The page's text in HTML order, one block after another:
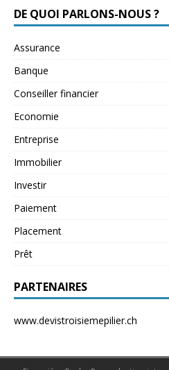
DE QUOI PARLONS-NOUS ?
Assurance
Banque
Conseiller financier
Economie
Entreprise
Immobilier
Investir
Paiement
Placement
Prêt
PARTENAIRES
www.devistroisiemepilier.ch